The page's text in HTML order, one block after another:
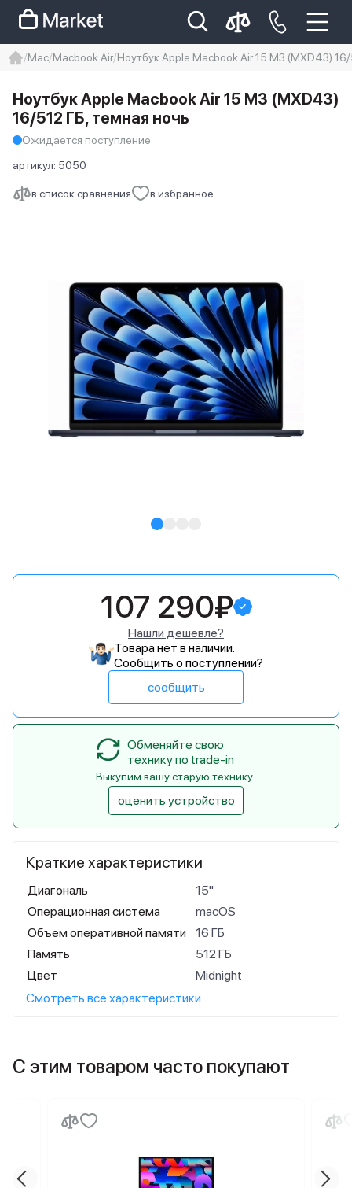
Iphone 14 pro max
айфон 14
Mac Macbook Air Ноутбук Apple Macbook Air 15 M3 (MXD43)
в список сравнения в избранное
Ноутбук Apple Macbook Air 15 M3 (MXD43)
16/512 ГБ, темная ночь
Ожидается поступление
артикул: 5050
Краткие характеристики
Диагональ
15"
Операционная система
macOS
Объем оперативной памяти
16 ГБ
Память
512 ГБ
Цвет
Midnight
Смотреть все характеристики
107 290₽
Нашли дешевле?
Товара нет в наличии.
Сообщить о поступлении?
сообщить
Обменяйте свою
технику по trade-in
Выкупим вашу старую технику
оценить устройство
С этим товаром часто покупают